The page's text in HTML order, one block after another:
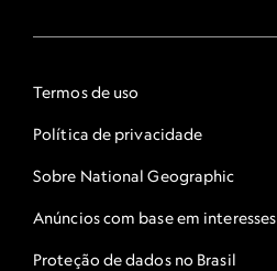
Termos de uso
Política de privacidade
Sobre National Geographic
Anúncios com base em interesses
Proteção de dados no Brasil